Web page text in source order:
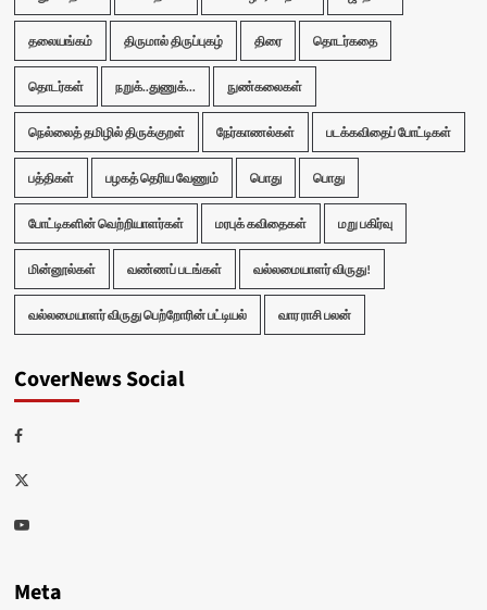
தலையங்கம் திருமால் திருப்புகழ் திரை தொடர்கதை
தொடர்கள் நறுக்..துணுக்... நுண்கலைகள்
நெல்லைத் தமிழில் திருக்குறள் நேர்காணல்கள் படக்கவிதைப் போட்டிகள்
பத்திகள் பழகத் தெரிய வேணும் பொது பொது
போட்டிகளின் வெற்றியாளர்கள் மரபுக் கவிதைகள் மறு பகிர்வு
மின்னூல்கள் வண்ணப் படங்கள் வல்லமையாளர் விருது!
வல்லமையாளர் விருது பெற்றோரின் பட்டியல் வார ராசி பலன்
CoverNews Social
Facebook
Twitter
Youtube
Meta